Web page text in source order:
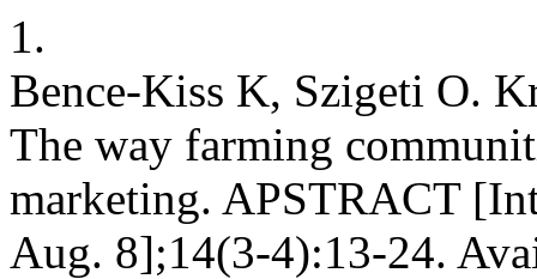
1.
Bence-Kiss K, Szigeti O.
The way farming
marketing. APSTRACT
Aug. 8];14(3-4):13-24.